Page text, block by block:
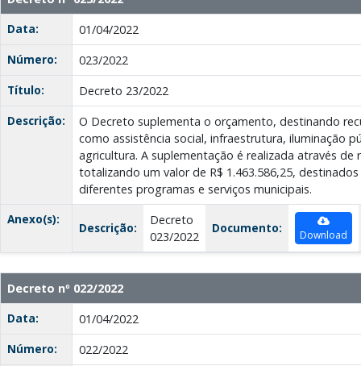
Data:
01/04/2022
Número:
023/2022
Título:
Decreto 23/2022
Descrição:
O Decreto suplementa o orçamento, destinando
como assistência social, infraestrutura, iluminação
agricultura. A suplementação é realizada através de
totalizando um valor de R$ 1.463.586,25,
diferentes programas e serviços municipais.
Anexo(s):
Descrição:
Decreto
023/2022
Documento: Download
Decreto nº 022/2022
Data:
01/04/2022
Número:
022/2022